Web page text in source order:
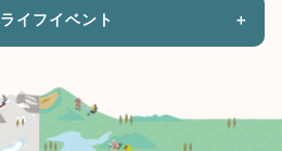
ライフイベント ＋